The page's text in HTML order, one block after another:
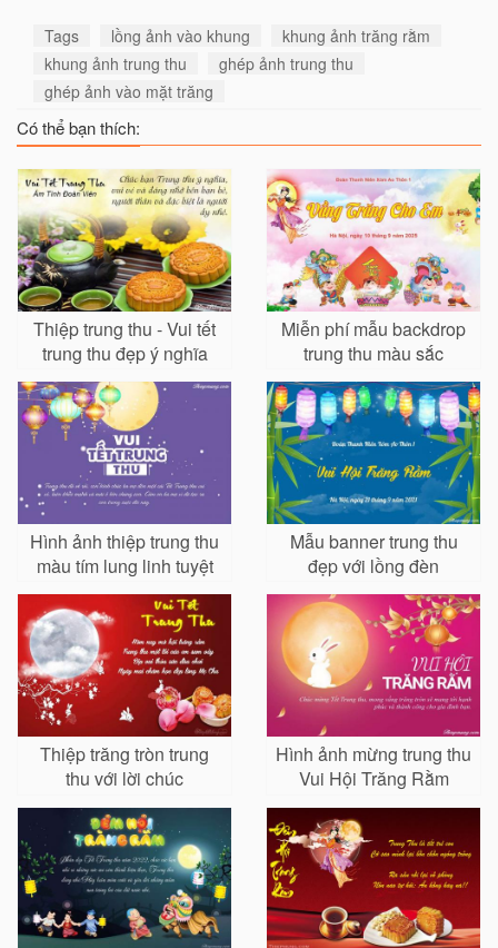
Tags lồng ảnh vào khung
khung ảnh trăng rằm
khung ảnh trung thu
ghép ảnh trung thu
ghép ảnh vào mặt trăng
Có thể bạn thích:
Thiệp trung thu - Vui tết
trung thu đẹp ý nghĩa
Miễn phí mẫu backdrop
trung thu màu sắc
Hình ảnh thiệp trung thu
màu tím lung linh tuyệt
đẹp
Mẫu banner trung thu
đẹp với lồng đèn
Thiệp trăng tròn trung
thu với lời chúc
Hình ảnh mừng trung thu
Vui Hội Trăng Rằm